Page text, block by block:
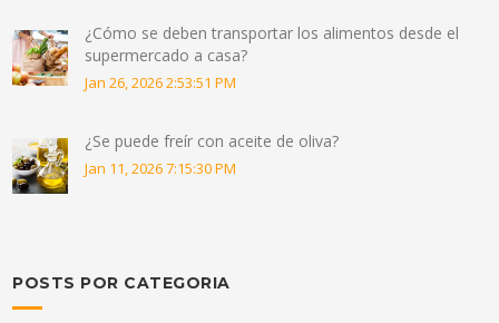
¿Cómo se deben transportar los alimentos desde el
supermercado a casa?
Jan 26, 2026 2:53:51 PM
¿Se puede freír con aceite de oliva?
Jan 11, 2026 7:15:30 PM
POSTS POR CATEGORIA